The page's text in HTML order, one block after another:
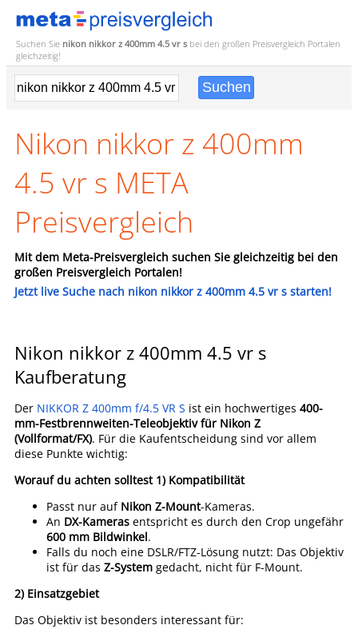
Suchen Sie nikon nikkor z 400mm 4.5 vr s bei den großen Preisvergleich Portalen
gleichzeitig!
Nikon nikkor z 400mm
4.5 vr s META
Preisvergleich
Mit dem Meta-Preisvergleich suchen Sie gleichzeitig bei den
großen Preisvergleich Portalen!
Jetzt live Suche nach nikon nikkor z 400mm 4.5 vr s starten!
Nikon nikkor z 400mm 4.5 vr s
Kaufberatung
Der NIKKOR Z 400mm f/4.5 VR S ist ein hochwertiges 400-
mm-Festbrennweiten-Teleobjektiv für Nikon Z
(Vollformat/FX). Für die Kaufentscheidung sind vor allem
diese Punkte wichtig:
Worauf du achten solltest 1) Kompatibilität
Passt nur auf Nikon Z-Mount-Kameras.
An DX-Kameras entspricht es durch den Crop ungefähr
600 mm Bildwinkel.
Falls du noch eine DSLR/FTZ-Lösung nutzt: Das Objektiv
ist für das Z-System gedacht, nicht für F-Mount.
2) Einsatzgebiet
Das Objektiv ist besonders interessant für: